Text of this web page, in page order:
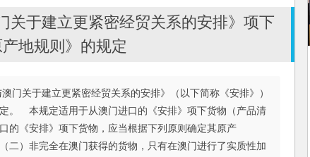
关于建立更紧密经贸关系的安排》项下
产地规则》的规定
关于建立更紧密经贸关系的安排》（以下简称《安排》）
。 本规定适用于从澳门进口的《安排》项下货物（产品清
《安排》项下货物，应当根据下列原则确定其原产
非完全在澳门获得的货物，只有在澳门进行了实质性加